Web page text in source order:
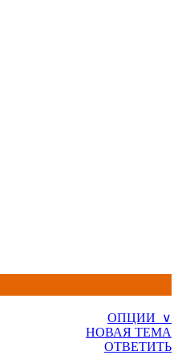
ОПЦИИ ∨
НОВАЯ ТЕМА
ОТВЕТИТЬ